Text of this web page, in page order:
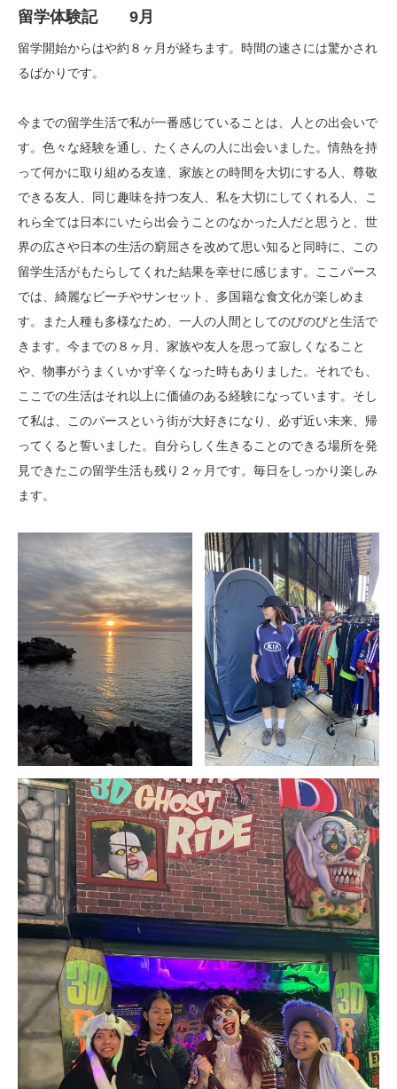
留学体験記 9月
留学開始からはや約８ヶ月が経ちます。時間の速さには驚かされ
るばかりです。
今までの留学生活で私が一番感じていることは、人との出会いで
す。色々な経験を通し、たくさんの人に出会いました。情熱を持
って何かに取り組める友達、家族との時間を大切にする人、尊敬
できる友人、同じ趣味を持つ友人、私を大切にしてくれる人、こ
れら全ては日本にいたら出会うことのなかった人だと思うと、世
界の広さや日本の生活の窮屈さを改めて思い知ると同時に、この
留学生活がもたらしてくれた結果を幸せに感じます。ここパース
では、綺麗なビーチやサンセット、多国籍な食文化が楽しめま
す。また人種も多様なため、一人の人間としてのびのびと生活で
きます。今までの８ヶ月、家族や友人を思って寂しくなること
や、物事がうまくいかず辛くなった時もありました。それでも、
ここでの生活はそれ以上に価値のある経験になっています。そし
て私は、このパースという街が大好きになり、必ず近い未来、帰
ってくると誓いました。自分らしく生きることのできる場所を発
見できたこの留学生活も残り２ヶ月です。毎日をしっかり楽しみ
ます。